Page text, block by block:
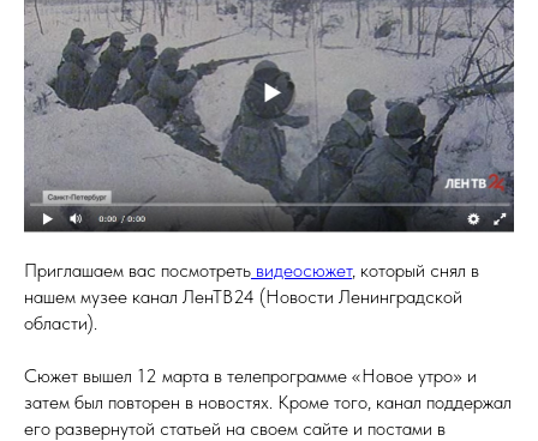
Приглашаем вас посмотреть видеосюжет, который снял в
нашем музее канал ЛенТВ24 (Новости Ленинградской
области).
Сюжет вышел 12 марта в телепрограмме «Новое утро» и
затем был повторен в новостях. Кроме того, канал поддержал
его развернутой статьей на своем сайте и постами в